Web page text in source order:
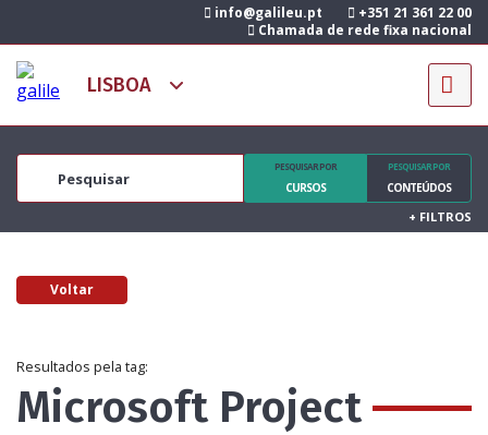
info@galileu.pt
+351 21 361 22 00
Chamada de rede fixa nacional
PESQUISAR POR
CURSOS
PESQUISAR POR
CONTEÚDOS
+ FILTROS
Voltar
Resultados pela tag:
Microsoft Project